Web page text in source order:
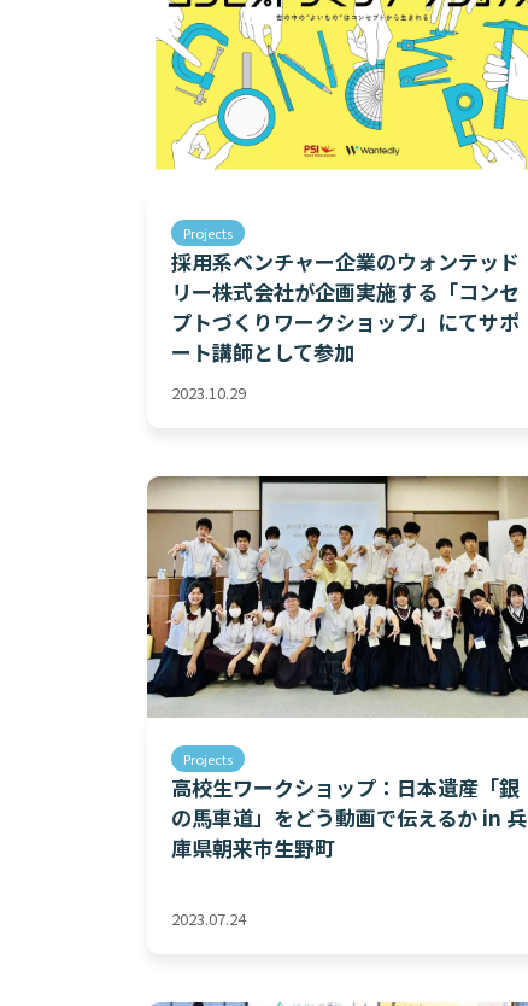
Projects
採用系ベンチャー企業のウォンテッド
リー株式会社が企画実施する「コンセ
プトづくりワークショップ」にてサポ
ート講師として参加
2023.10.29
Projects
高校生ワークショップ：日本遺産「銀
の馬車道」をどう動画で伝えるか in 兵
庫県朝来市生野町
2023.07.24